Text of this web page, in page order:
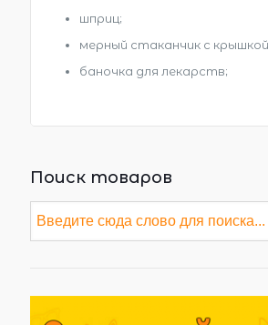
шприц;
мерный стаканчик с
баночка для лекарств;
Поиск товаров